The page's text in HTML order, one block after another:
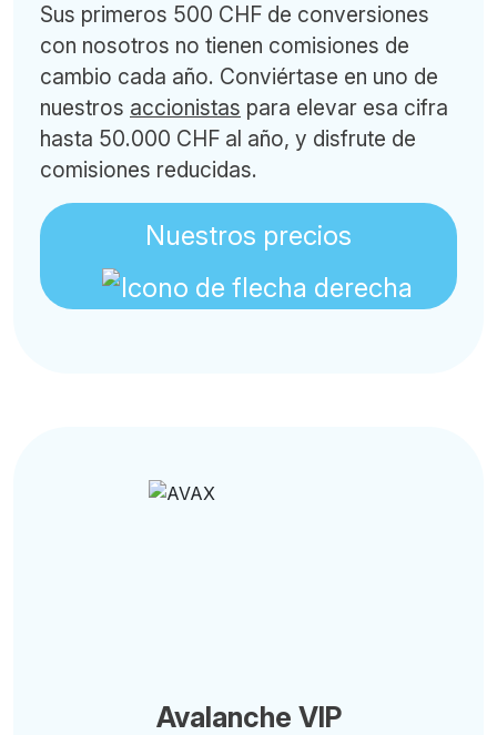
Sus primeros 500 CHF de conversiones
con nosotros no tienen comisiones de
cambio cada año. Conviértase en uno de
nuestros accionistas para elevar esa cifra
hasta 50.000 CHF al año, y disfrute de
comisiones reducidas.
Nuestros precios
Avalanche VIP